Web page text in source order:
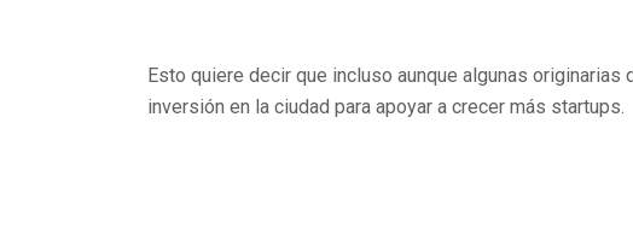
Esto quiere decir que incluso aunque algunas
inversión en la ciudad para apoyar a crecer más startups.